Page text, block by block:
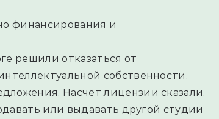
финансирования и
решили отказаться от
собственности,
Насчёт лицензии сказали,
или выдавать другой студии